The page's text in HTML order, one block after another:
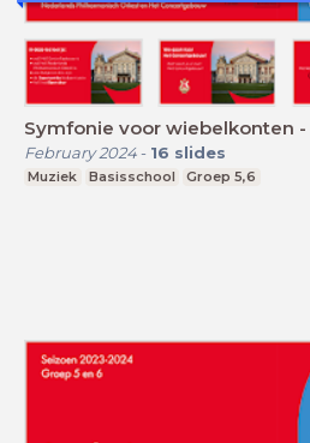
Symfonie voor wiebelkonten -
February 2024- 16 slides
Muziek Basisschool Groep 5,6